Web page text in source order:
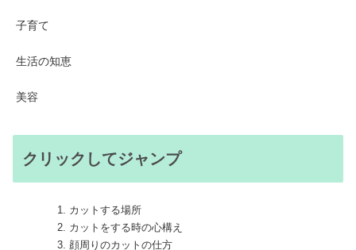
子育て
生活の知恵
美容
クリックしてジャンプ
カットする場所
カットをする時の心構え
顔周りのカットの仕方